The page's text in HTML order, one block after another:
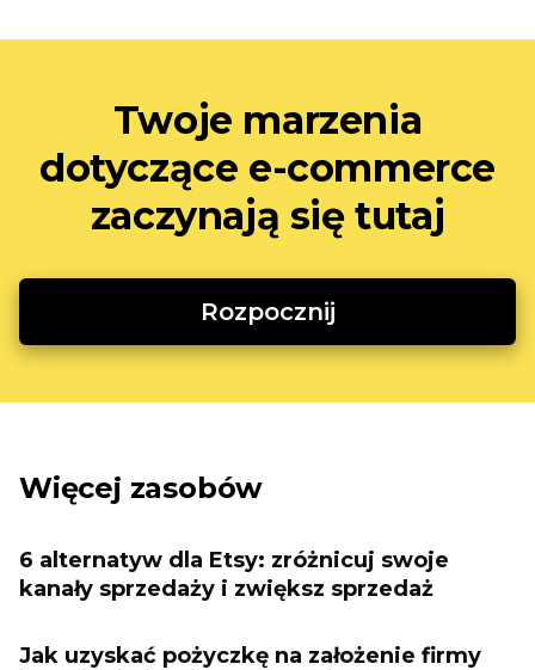
Twoje marzenia
dotyczące e-commerce
zaczynają się tutaj
Rozpocznij
Więcej zasobów
6 alternatyw dla Etsy: zróżnicuj swoje
kanały sprzedaży i zwiększ sprzedaż
Jak uzyskać pożyczkę na założenie firmy